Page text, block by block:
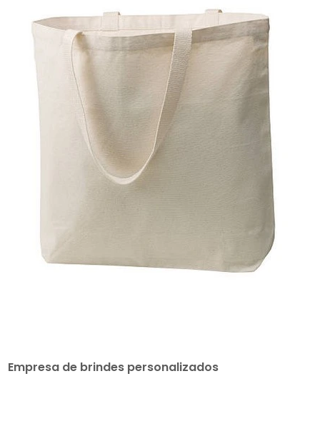
Empresa de brindes personalizados